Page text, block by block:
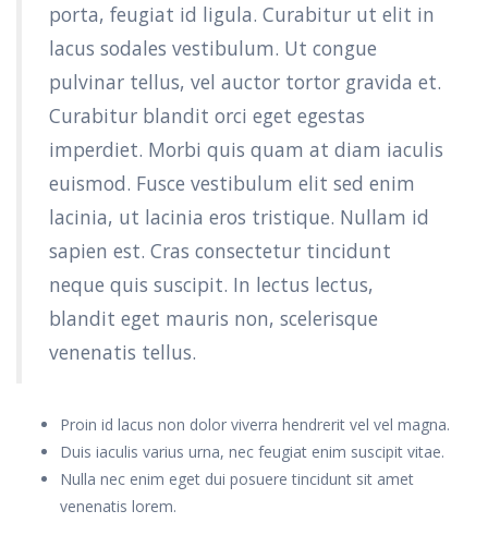
porta, feugiat id ligula. Curabitur ut elit in
lacus sodales vestibulum. Ut congue
pulvinar tellus, vel auctor tortor gravida et.
Curabitur blandit orci eget egestas
imperdiet. Morbi quis quam at diam iaculis
euismod. Fusce vestibulum elit sed enim
lacinia, ut lacinia eros tristique. Nullam id
sapien est. Cras consectetur tincidunt
neque quis suscipit. In lectus lectus,
blandit eget mauris non, scelerisque
venenatis tellus.
Proin id lacus non dolor viverra hendrerit vel vel magna.
Duis iaculis varius urna, nec feugiat enim suscipit vitae.
Nulla nec enim eget dui posuere tincidunt sit amet
venenatis lorem.